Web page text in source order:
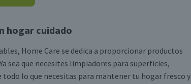
hogar cuidado
Home Care se dedica a proporcionar productos
que necesites limpiadores para superficies,
lo que necesitas para mantener tu hogar fresco y